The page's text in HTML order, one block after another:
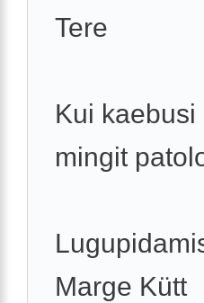
Tere
Kui kaebusi
mingit
Marge Kütt